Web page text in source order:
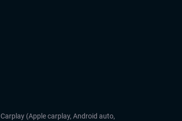
Carplay (Apple carplay, Android auto,